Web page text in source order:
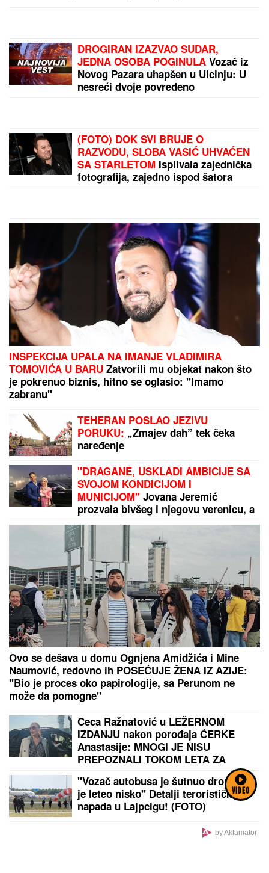
VIDEO
"ZLOČESTA, LJUBOMORNA BABA"
Dara Bubamara UZVRATILA Cakani
(VIDEO)
DROGIRAN IZAZVAO SUDAR, JEDNA OSOBA
POGINULAVozač iz Novog Pazara uhapšen u
Ulcinju: U nesreći dvoje povređeno
Kasper stigao u Beograd zbog stanja Mine Kostić:
Zabrinut uhvatio prvi let iz Amerike
Balkanac kupio stan u Nemačkoj, a sada očajnički
želi da se vrati: Jedna rečenica pogodila je ceo
region
PREPORUKA ZA VAS